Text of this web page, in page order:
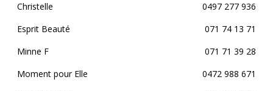
Christelle
0497 277 936
Esprit Beauté
071 74 13 71
Minne F
071 71 39 28
Moment pour Elle
0472 988 671